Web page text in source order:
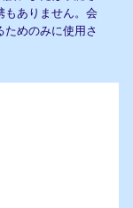
ありません。会
ためのみに使用さ